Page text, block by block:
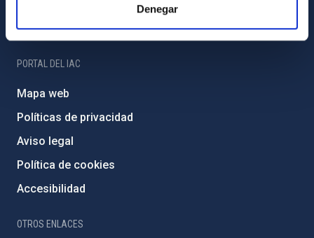
Denegar
Programa Severo Ochoa
Amigos del IAC
PORTAL DEL IAC
Mapa web
Políticas de privacidad
Aviso legal
Política de cookies
Accesibilidad
OTROS ENLACES